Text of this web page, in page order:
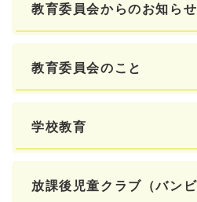
教育委員会からのお知らせ
教育委員会のこと
学校教育
放課後児童クラブ（バンビ